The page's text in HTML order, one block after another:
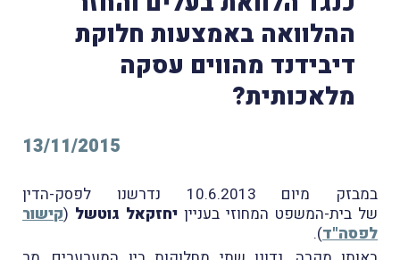
ההלוואה באמצעות חלוקת
דיבידנד מהווים עסקה
מלאכותית?
13/11/2015
במבזק מיום 10.6.2013 נדרשנו לפסק-הדין
של בית-המשפט המחוזי בעניין יחזקאל גוטשל (קישור
לפסה"ד).